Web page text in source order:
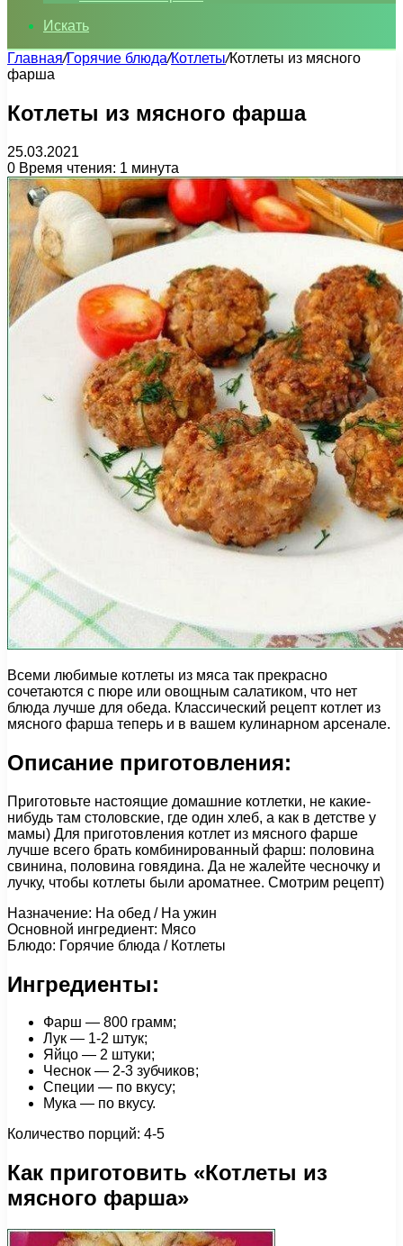
Искать
Главная/Горячие блюда/Котлеты/Котлеты из мясного
фарша
Котлеты из мясного фарша
25.03.2021
0 Время чтения: 1 минута
Всеми любимые котлеты из мяса так прекрасно
сочетаются с пюре или овощным салатиком, что нет
блюда лучше для обеда. Классический рецепт котлет из
мясного фарша теперь и в вашем кулинарном арсенале.
Описание приготовления:
Приготовьте настоящие домашние котлетки, не какие-
нибудь там столовские, где один хлеб, а как в детстве у
мамы) Для приготовления котлет из мясного фарше
лучше всего брать комбинированный фарш: половина
свинина, половина говядина. Да не жалейте чесночку и
лучку, чтобы котлеты были ароматнее. Смотрим рецепт)
Назначение: На обед / На ужин
Основной ингредиент: Мясо
Блюдо: Горячие блюда / Котлеты
Ингредиенты:
Фарш — 800 грамм;
Лук — 1-2 штук;
Яйцо — 2 штуки;
Чеснок — 2-3 зубчиков;
Специи — по вкусу;
Мука — по вкусу.
Количество порций: 4-5
Как приготовить «Котлеты из
мясного фарша»